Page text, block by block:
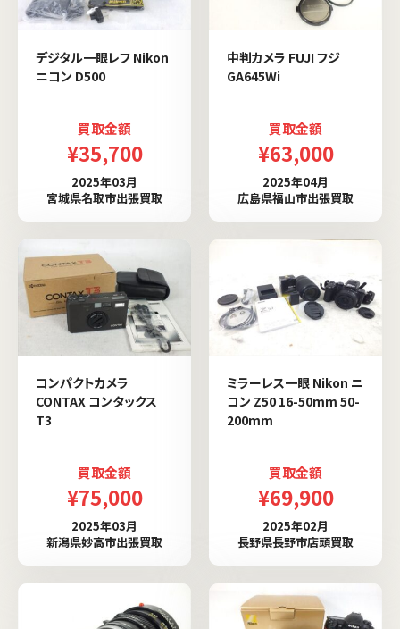
デジタル一眼レフ Nikon
ニコン D500
買取金額
¥35,700
2025年03月
宮城県名取市出張買取
中判カメラ FUJI フジ
GA645Wi
買取金額
¥63,000
2025年04月
広島県福山市出張買取
コンパクトカメラ
CONTAX コンタックス
T3
買取金額
¥75,000
2025年03月
新潟県妙高市出張買取
ミラーレス一眼 Nikon ニ
コン Z50 16-50mm 50-
200mm
買取金額
¥69,900
2025年02月
長野県長野市店頭買取